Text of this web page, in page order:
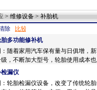
> 维修设备 > 补胎机
除
多功能修补机
随着家用汽车保有量与日俱增，
，不断加大型号，轮胎使用成本
漏仪
轮胎检漏仪设备，改变了传统轮